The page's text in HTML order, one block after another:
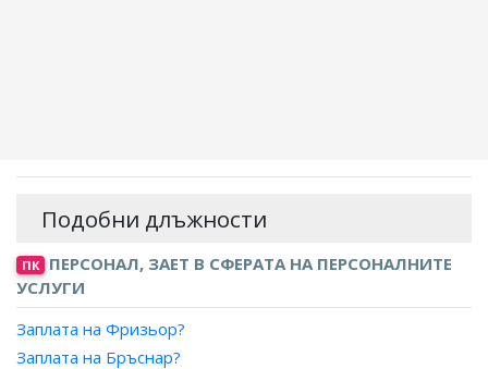
Подобни длъжности
ПК ПЕРСОНАЛ, ЗАЕТ В СФЕРАТА НА ПЕРСОНАЛНИТЕ
УСЛУГИ
Заплата на Фризьор?
Заплата на Бръснар?